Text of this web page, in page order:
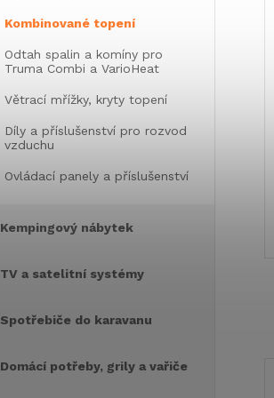
Kombinované topení
Odtah spalin a komíny pro
Truma Combi a VarioHeat
Větrací mřížky, kryty topení
Díly a příslušenství pro rozvod
vzduchu
Ovládací panely a příslušenství
Kempingový nábytek
TV a satelitní systémy
Spotřebiče do karavanu
Domácí potřeby, grily a vařiče